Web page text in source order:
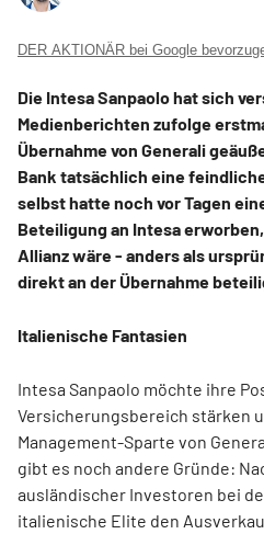
DER AKTIONÄR bei Google
Die Intesa Sanpaolo hat sich
Medienberichten zufolge
Übernahme von Generali
Bank tatsächlich eine
selbst hatte noch vor Tagen
Beteiligung an Intesa
Allianz wäre - anders als
direkt an der Übernahme
Italienische Fantasien
Intesa Sanpaolo möchte ihre
Versicherungsbereich stärken
Management-Sparte von
gibt es noch andere Gründe:
ausländischer Investoren bei
italienische Elite den